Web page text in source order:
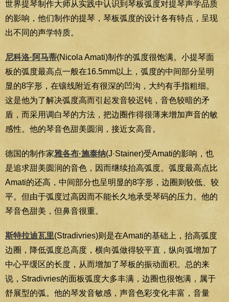
世界提琴制作大师从实践中认识到琴板弧度对提琴声学品质
的影响，他们制作的提琴，琴板弧度的设计各有特点，呈现
出不同的声学特质。
尼科洛·阿马蒂(Nicola Amati)制作的弧度很饱满。小提琴面
板的弧度最高点一般在16.5mm以上，弧度的中间部分呈明
显的8字形，在镶线附近有很深的凹沟，大约有手指粗细。
这是他为了解决弧度高而引起发音较迟钝，音色较暗的矛
盾，而采用调白琴的方法，把边圈作得很薄来增加声音的敏
感性。他的琴音色甜美圆润，接近女高音。
德国的制作家雅各布·施泰纳(J·Stainer)受Amati的影响，也
是追求甜美圆润的音色，因而继续抬高弧度。弧度最高点比
Amati的还高，中间部分也呈明显的8字形，边圈则较低、较
平。但由于弧度过高因而不能长久地承受琴码的压力。他的
琴音色甜美，但鼻音很重。
斯特拉迪瓦里(Stradivries)则是在Amati的基础上，抬高弧度
边圈，降低弧度总高度，横向弧做得较平直，纵向弧增加了
中心平缓区的长度，从而增加了琴板的振动面积。总的来
说，Stradivries的面板弧度大多丰满，边圈也很饱满，属于
舒展型的弧。他的琴发音敏感，声音色彩变化丰富，音量